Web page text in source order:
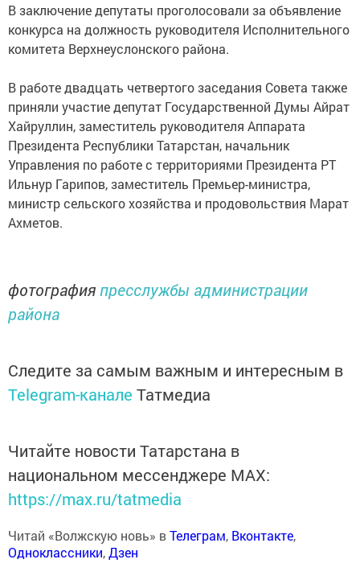
В заключение депутаты проголосовали за объявление
конкурса на должность руководителя Исполнительного
комитета Верхнеуслонского района.
В работе двадцать четвертого заседания Совета также
приняли участие депутат Государственной Думы Айрат
Хайруллин, заместитель руководителя Аппарата
Президента Республики Татарстан, начальник
Управления по работе с территориями Президента РТ
Ильнур Гарипов, заместитель Премьер-министра,
министр сельского хозяйства и продовольствия Марат
Ахметов.
фотография пресслужбы администрации
района
Следите за самым важным и интересным в
Telegram-канале Татмедиа
Читайте новости Татарстана в
национальном мессенджере MАХ:
https://max.ru/tatmedia
Читай «Волжскую новь» вТелеграм, Вконтакте,
Одноклассники,Дзен